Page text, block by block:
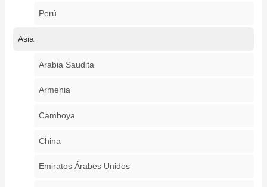
Perú
Asia
Arabia Saudita
Armenia
Camboya
China
Emiratos Árabes Unidos